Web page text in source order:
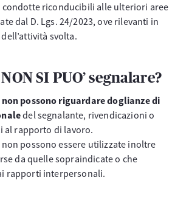
condotte riconducibili alle ulteriori aree
dal D. Lgs. 24/2023, ove rilevanti in
svolta.
SI PUO’ segnalare?
non possono riguardare doglianze di
del segnalante, rivendicazioni o
al rapporto di lavoro.
possono essere utilizzate inoltre
da quelle sopraindicate o che
rapporti interpersonali.